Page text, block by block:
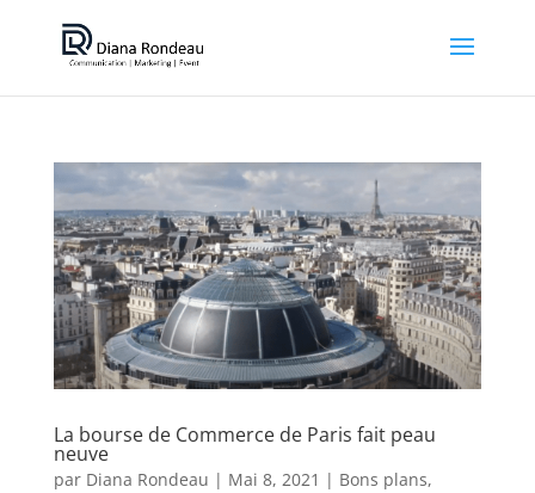
La bourse de Commerce de Paris fait peau
neuve
par Diana Rondeau | Mai 8, 2021 | Bons plans,